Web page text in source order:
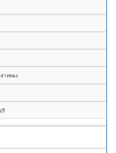
สาททอง
รี